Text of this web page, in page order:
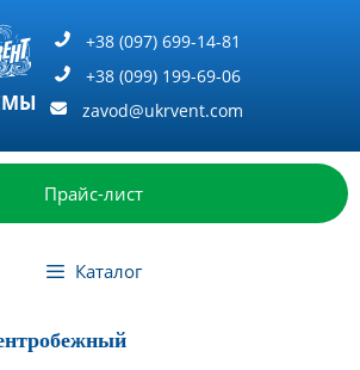
+38 (097) 699-14-81
+38 (099) 199-69-06
zavod@ukrvent.com
Прайс-лист
Каталог